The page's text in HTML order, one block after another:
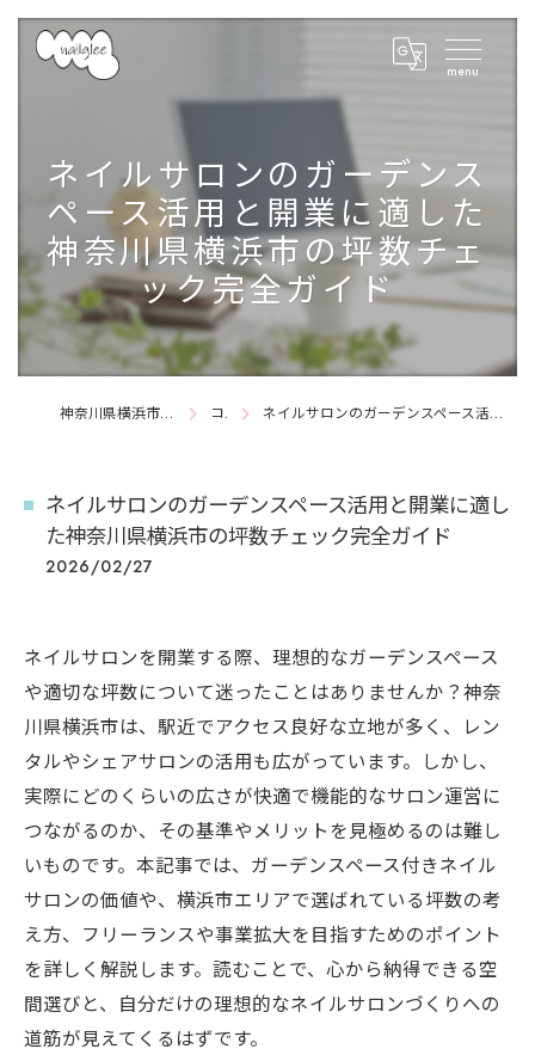
ネイルサロンのガーデンス
ペース活用と開業に適した
神奈川県横浜市の坪数チェ
ック完全ガイド
神奈川県横浜市のネイルサロンならnail glee コラム ネイルサロンのガーデンスペース活用と開業に適した神奈川県横浜市の坪数チェック完全ガイド
ネイルサロンのガーデンスペース活用と開業に適し
た神奈川県横浜市の坪数チェック完全ガイド
2026/02/27
ネイルサロンを開業する際、理想的なガーデンスペース
や適切な坪数について迷ったことはありませんか？神奈
川県横浜市は、駅近でアクセス良好な立地が多く、レン
タルやシェアサロンの活用も広がっています。しかし、
実際にどのくらいの広さが快適で機能的なサロン運営に
つながるのか、その基準やメリットを見極めるのは難し
いものです。本記事では、ガーデンスペース付きネイル
サロンの価値や、横浜市エリアで選ばれている坪数の考
え方、フリーランスや事業拡大を目指すためのポイント
を詳しく解説します。読むことで、心から納得できる空
間選びと、自分だけの理想的なネイルサロンづくりへの
道筋が見えてくるはずです。